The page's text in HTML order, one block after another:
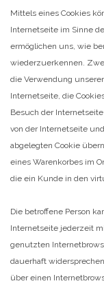
Mittels eines Cookies
Internetseite im Sinne
ermöglichen uns, wie
wiederzuerkennen.
die Verwendung
Internetseite, die
Besuch der
von der Internetseite
abgelegten Cookie
eines Warenkorbes im
die ein Kunde in den
Die betroffene Person
Internetseite jederzeit
genutzten
dauerhaft
über einen